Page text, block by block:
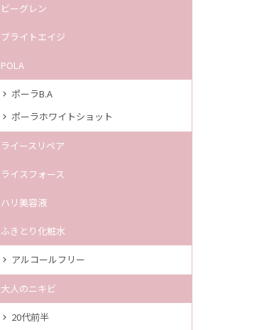
ビーグレン
ブライトエイジ
POLA
ポーラB.A
ポーラホワイトショット
ライースリペア
ライスフォース
ハリ美容液
ふきとり化粧水
アルコールフリー
大人のニキビ
20代前半